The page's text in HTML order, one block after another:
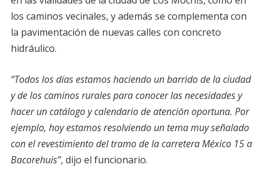
los caminos vecinales, y además se complementa con
la pavimentación de nuevas calles con concreto
hidráulico.
“Todos los días estamos haciendo un barrido de la ciudad
y de los caminos rurales para conocer las necesidades y
hacer un catálogo y calendario de atención oportuna. Por
ejemplo, hoy estamos resolviendo un tema muy señalado
con el revestimiento del tramo de la carretera México 15 a
Bacorehuis”, dijo el funcionario.